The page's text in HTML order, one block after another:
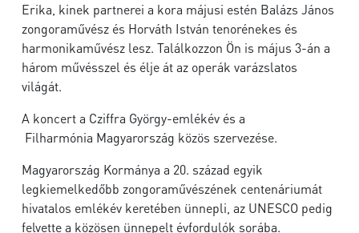
Erika, kinek partnerei a kora májusi estén Balázs János
zongoraművész és Horváth István tenorénekes és
harmonikaművész lesz. Találkozzon Ön is május 3-án a
három művésszel és élje át az operák varázslatos
világát.
A koncert a Cziffra György-emlékév és a
Filharmónia Magyarország közös szervezése.
Magyarország Kormánya a 20. század egyik
legkiemelkedőbb zongoraművészének centenáriumát
hivatalos emlékév keretében ünnepli, az UNESCO pedig
felvette a közösen ünnepelt évfordulók sorába.